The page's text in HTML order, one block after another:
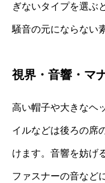
ぎないタイプを選ぶ
騒音の元にならない
視界・音響・マ
高い帽子や大きなヘ
イルなどは後ろの席
けます。音響を妨げ
ファスナーの音など